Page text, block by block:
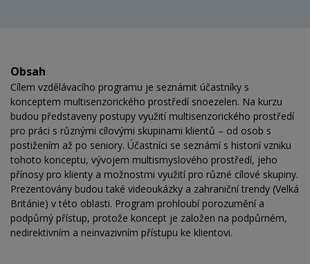
Obsah
Cílem vzdělávacího programu je seznámit účastníky s
konceptem multisenzorického prostředí snoezelen. Na kurzu
budou představeny postupy využití multisenzorického prostředí
pro práci s různými cílovými skupinami klientů – od osob s
postižením až po seniory. Účastníci se seznámí s historií vzniku
tohoto konceptu, vývojem multismyslového prostředí, jeho
přínosy pro klienty a možnostmi využití pro různé cílové skupiny.
Prezentovány budou také videoukázky a zahraniční trendy (Velká
Británie) v této oblasti. Program prohloubí porozumění a
podpůrný přístup, protože koncept je založen na podpůrném,
nedirektivním a neinvazivním přístupu ke klientovi.